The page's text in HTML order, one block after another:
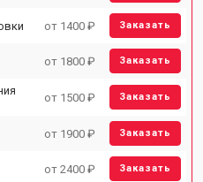
от 1400 ₽ Заказать
от 1800 ₽ Заказать
от 1500 ₽ Заказать
от 1900 ₽ Заказать
от 2400 ₽ Заказать